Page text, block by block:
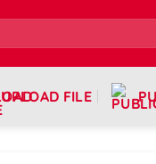
UPLOAD FILE